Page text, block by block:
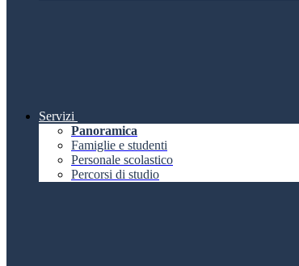
Servizi
Panoramica
Famiglie e studenti
Personale scolastico
Percorsi di studio